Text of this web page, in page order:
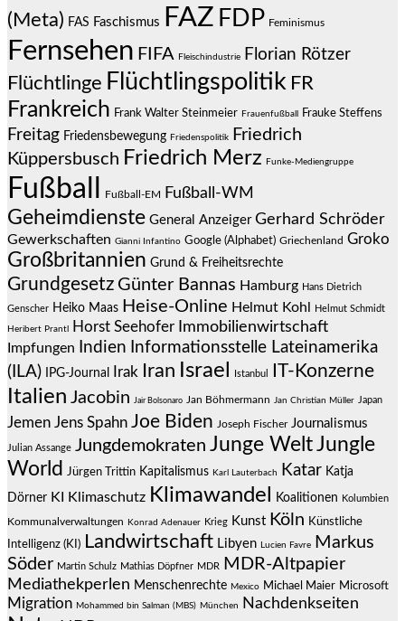
(Meta) FAS Faschismus FAZ FDP Feminismus
Fernsehen FIFA Fleischindustrie Florian Rötzer
Flüchtlinge Flüchtlingspolitik FR
Frankreich Frank Walter Steinmeier Frauenfußball Frauke Steffens
Freitag Friedensbewegung Friedenspolitik
Friedrich
Küppersbusch Friedrich Merz Funke-Mediengruppe
Fußball Fußball-EM Fußball-WM
Geheimdienste General Anzeiger Gerhard Schröder
Gewerkschaften Gianni Infantino Google (Alphabet) Griechenland Groko
Großbritannien Grund & Freiheitsrechte
Grundgesetz Günter Bannas Hamburg Hans Dietrich
Genscher Heiko Maas Heise-Online Helmut Kohl Helmut Schmidt
Heribert Prantl Horst Seehofer Immobilienwirtschaft
Impfungen Indien Informationsstelle Lateinamerika
(ILA)
IPG-Journal Irak Iran Israel Istanbul IT-Konzerne
Italien Jacobin Jair Bolsonaro Jan Böhmermann Jan Christian Müller Japan
Jemen Jens Spahn Joe Biden Joseph Fischer Journalismus
Julian Assange Jungdemokraten Junge WeltJungle
World Jürgen Trittin Kapitalismus Karl Lauterbach Katar Katja
Dörner KI Klimaschutz Klimawandel Koalitionen Kolumbien
Kommunalverwaltungen Konrad Adenauer Krieg Kunst Köln Künstliche
Intelligenz (KI) Landwirtschaft Libyen Lucien Favre
Markus
Söder Martin Schulz Mathias Döpfner MDR MDR-Altpapier
Mediathekperlen Menschenrechte Mexico Michael Maier Microsoft
Migration Mohammed bin Salman (MBS) München Nachdenkseiten